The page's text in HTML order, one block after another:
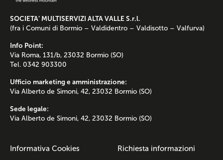
SOCIETA’ MULTISERVIZI ALTA VALLE S.r.l.
(fra i Comuni di Bormio – Valdidentro – Valdisotto – Valfurva)
Info Point:
Via Roma, 131/b, 23032 Bormio (SO)
Tel. 0342 903300
Ufficio marketing e amministrazione:
Via Alberto de Simoni, 42, 23032 Bormio (SO)
Sede legale:
Via Alberto de Simoni, 42, 23032 Bormio (SO)
Informativa Cookies Richiesta informazioni